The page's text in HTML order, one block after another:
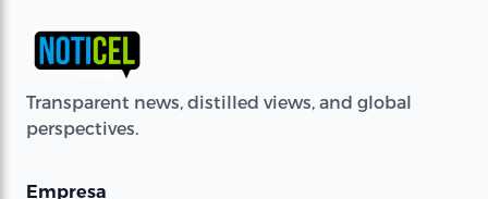
Transparent news, distilled views, and global
perspectives.
Empresa